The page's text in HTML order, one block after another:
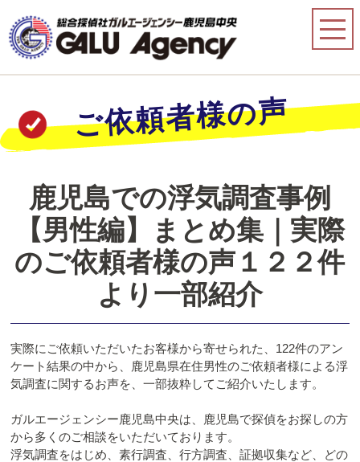
ご依頼者様の声
鹿児島での浮気調査事例
【男性編】まとめ集｜実際
のご依頼者様の声１２２件
より一部紹介
実際にご依頼いただいたお客様から寄せられた、122件のアン
ケート結果の中から、鹿児島県在住男性のご依頼者様による浮
気調査に関するお声を、一部抜粋してご紹介いたします。
ガルエージェンシー鹿児島中央は、鹿児島で探偵をお探しの方
から多くのご相談をいただいております。
浮気調査をはじめ、素行調査、行方調査、証拠収集など、どの